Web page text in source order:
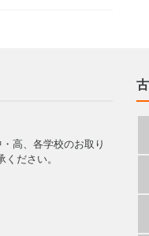
高、各学校のお取り
ださい。